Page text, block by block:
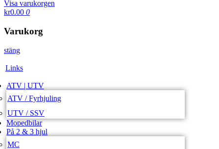
Visa varukorgen
kr0.00 0
Varukorg
stäng
Links
ATV | UTV
ATV / Fyrhjuling
UTV / SSV
Mopedbilar
På 2 & 3 hjul
MC